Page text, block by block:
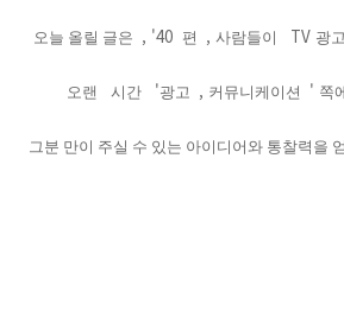
오늘 올릴 글은 , '40 편 , 사람들이 TV 광
오랜 시간 '광고 , 커뮤니케이션 ' 쪽
그분 만이 주실 수 있는 아이디어와 통찰력을